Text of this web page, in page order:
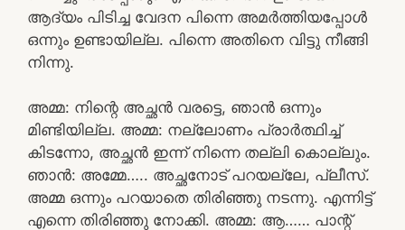
ആദ്യം പിടിച്ച വേദന പിന്നെ അമർത്തിയപ്പോൾ
ഒന്നും ഉണ്ടായില്ല. പിന്നെ അതിനെ വിട്ടു നീങ്ങി
നിന്നു.
അമ്മ: നിന്റെ അച്ഛൻ വരട്ടെ, ഞാൻ ഒന്നും
മിണ്ടിയില്ല. അമ്മ: നല്ലോണം പ്രാർത്ഥിച്ച്
കിടന്നോ, അച്ഛൻ ഇന്ന് നിന്നെ തല്ലി കൊല്ലും.
ഞാൻ: അമ്മേ….. അച്ഛനോട് പറയല്ലേ, പ്ലീസ്.
അമ്മ ഒന്നും പറയാതെ തിരിഞ്ഞു നടന്നു. എന്നിട്ട്
എന്നെ തിരിഞ്ഞു നോക്കി. അമ്മ: ആ…… പാന്റ്